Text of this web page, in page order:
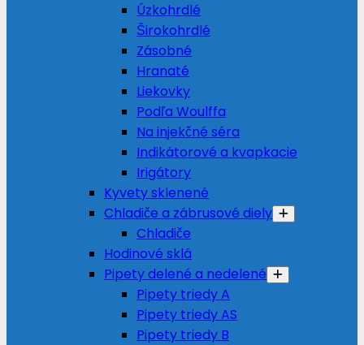
Úzkohrdlé
Širokohrdlé
Zásobné
Hranaté
Liekovky
Podľa Woulffa
Na injekčné séra
Indikátorové a kvapkacie
Irigátory
Kyvety sklenené
Chladiče a zábrusové diely
Chladiče
Hodinové sklá
Pipety delené a nedelené
Pipety triedy A
Pipety triedy AS
Pipety triedy B